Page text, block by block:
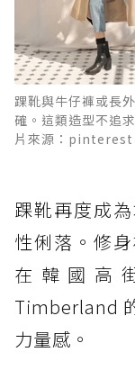
踝靴與牛仔褲或長
確。這類造型不追
片來源：pinterest
踝靴再度成
性俐落。修
在韓國高
Timberland
力量感。